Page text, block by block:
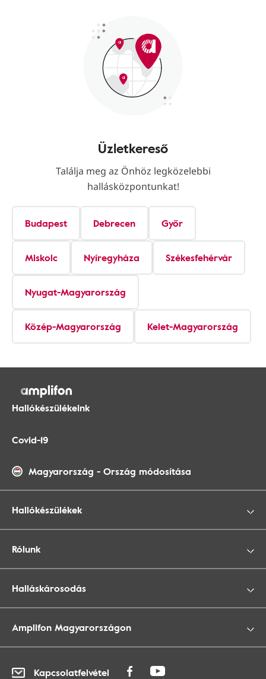
Üzletkereső
Találja meg az Önhöz legközelebbi
hallásközpontunkat!
Budapest Debrecen Győr
Miskolc Nyíregyháza Székesfehérvár
Nyugat-Magyarország
Közép-Magyarország Kelet-Magyarország
Hallókészülékeink
Covid-19
Magyarország - Ország módosítása
Hallókészülékek
Rólunk
Halláskárosodás
Amplifon Magyarországon
Kapcsolatfelvétel